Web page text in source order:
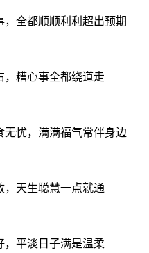
，全都顺顺利利超出预期
，糟心事全都绕道走
无忧，满满福气常伴身边
，天生聪慧一点就通
，平淡日子满是温柔